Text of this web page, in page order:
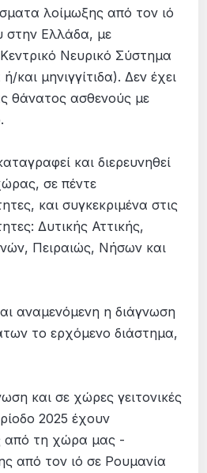
λοίμωξης από τον ιό
στην Ελλάδα, με
Νευρικό Σύστημα
και μηνιγγίτιδα). Δεν έχει
θάνατος ασθενούς με
και διερευνηθεί
σε πέντε
και συγκεκριμένα στις
Δυτικής Αττικής,
Πειραιώς, Νήσων και
αναμενόμενη η διάγνωση
το ερχόμενο διάστημα,
και σε χώρες γειτονικές
2025 έχουν
από τη χώρα μας -
από τον ιό σε Ρουμανία